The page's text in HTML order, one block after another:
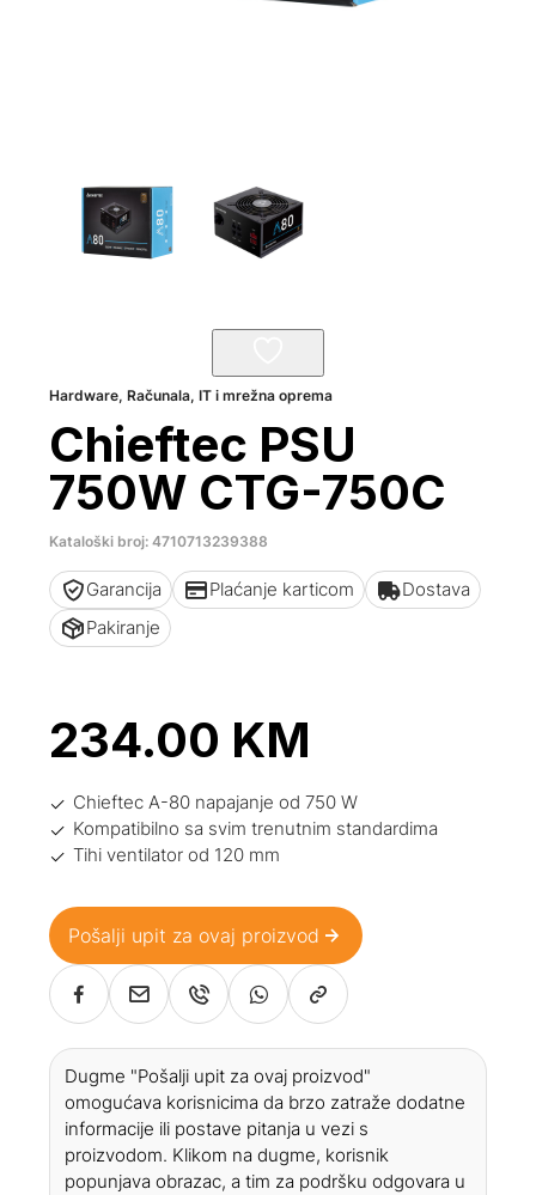
Hardware,Računala, IT i mrežna oprema
Chieftec PSU
750W CTG-750C
Kataloški broj: 4710713239388
Garancija Plaćanje karticom
Dostava
Pakiranje
234.00 KM
Chieftec A-80 napajanje od 750 W
Kompatibilno sa svim trenutnim standardima
Tihi ventilator od 120 mm
Pošalji upit za ovaj proizvod
Dugme "Pošalji upit za ovaj proizvod"
omogućava korisnicima da brzo zatraže dodatne
informacije ili postave pitanja u vezi s
proizvodom. Klikom na dugme, korisnik
popunjava obrazac, a tim za podršku odgovara u